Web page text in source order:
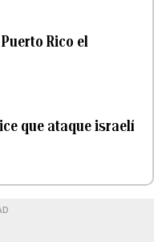
Rico el
que ataque israelí